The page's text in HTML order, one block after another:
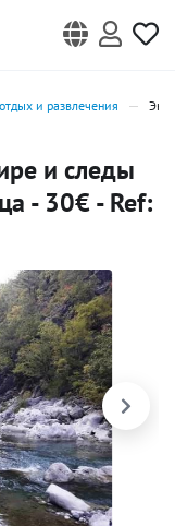
и развлечения
и следы
- 30€ - Ref: